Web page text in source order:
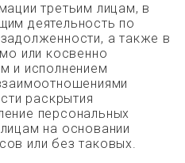
третьим лицам, в
деятельность по
а также в
или косвенно
и исполнением
раскрытия
персональных
на основании
или без таковых.